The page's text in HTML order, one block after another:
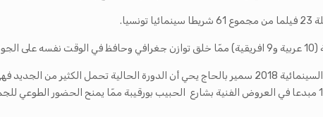
من جهته أوضح المسؤول على الجانب الاحتفالي لأيام قرطاج السينمائية 2018 سمير بالحاج يحي أن